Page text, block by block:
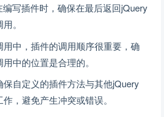
写插件时，确保在最后返回jQuery
。
中，插件的调用顺序很重要，确
中的位置是合理的。
自定义的插件方法与其他jQuery
，避免产生冲突或错误。